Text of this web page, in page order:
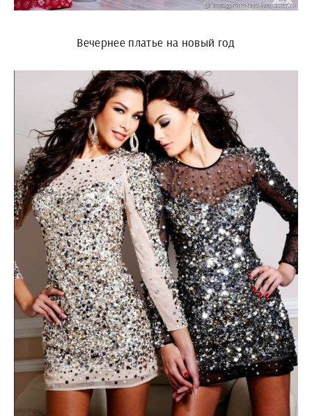
Вечернее платье на новый год